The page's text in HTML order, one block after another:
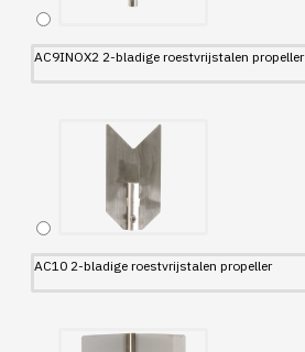
AC9INOX2 2-bladige roestvrijstalen propeller
AC10 2-bladige roestvrijstalen propeller